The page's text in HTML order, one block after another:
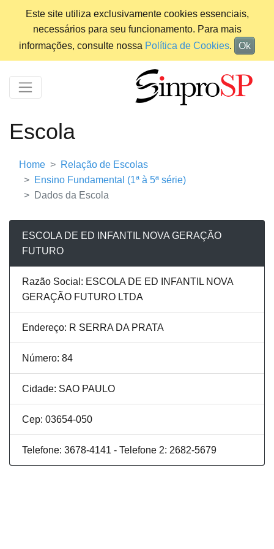
Este site utiliza exclusivamente cookies essenciais,
necessários para seu funcionamento. Para mais
informações, consulte nossa Política de Cookies. Ok
Escola
Home
Relação de Escolas
Ensino Fundamental (1ª à 5ª série)
Dados da Escola
ESCOLA DE ED INFANTIL NOVA GERAÇÃO
FUTURO
Razão Social: ESCOLA DE ED INFANTIL NOVA
GERAÇÃO FUTURO LTDA
Endereço: R SERRA DA PRATA
Número: 84
Cidade: SAO PAULO
Cep: 03654-050
Telefone: 3678-4141 - Telefone 2: 2682-5679